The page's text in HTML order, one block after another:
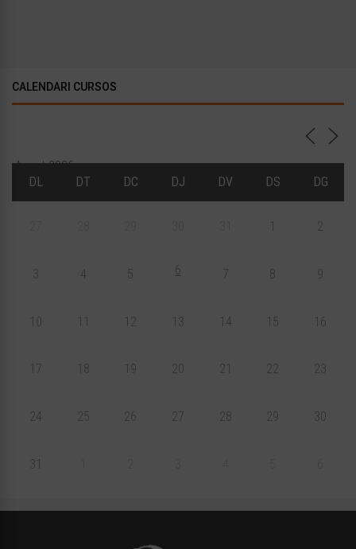
CALENDARI CURSOS
Agost 2026
DL
DT DC DJ DV DS DG
1 2
3 4 5 6 7 8 9
10 11 12 13 14 15 16
17 18 19 20 21 22 23
24 25 26 27 28 29 30
31